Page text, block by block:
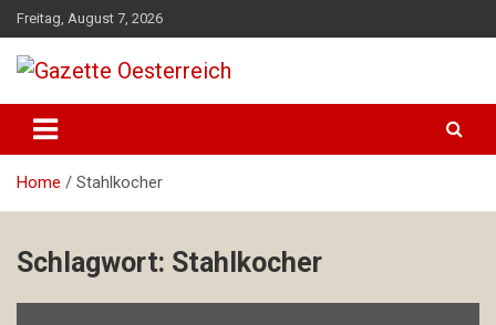
Skip
to
content
Freitag, August 7, 2026
Gazette Oesterreich
Home Stahlkocher
Schlagwort: Stahlkocher